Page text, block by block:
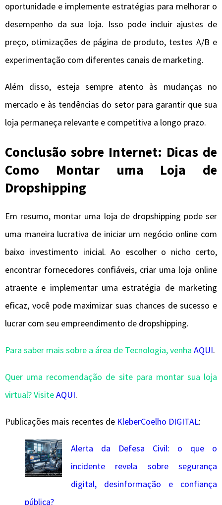
oportunidade e implemente estratégias para melhorar o
desempenho da sua loja. Isso pode incluir ajustes de
preço, otimizações de página de produto, testes A/B e
experimentação com diferentes canais de marketing.
Além disso, esteja sempre atento às mudanças no
mercado e às tendências do setor para garantir que sua
loja permaneça relevante e competitiva a longo prazo.
Conclusão sobre Internet: Dicas de
Como Montar uma Loja de
Dropshipping
Em resumo, montar uma loja de dropshipping pode ser
uma maneira lucrativa de iniciar um negócio online com
baixo investimento inicial. Ao escolher o nicho certo,
encontrar fornecedores confiáveis, criar uma loja online
atraente e implementar uma estratégia de marketing
eficaz, você pode maximizar suas chances de sucesso e
lucrar com seu empreendimento de dropshipping.
Para saber mais sobre a área de Tecnologia, venha AQUI.
Quer uma recomendação de site para montar sua loja
virtual? VisiteAQUI.
Publicações mais recentes de KleberCoelho DIGITAL:
Alerta da Defesa Civil: o que o
incidente revela sobre segurança
digital, desinformação e confiança
pública?